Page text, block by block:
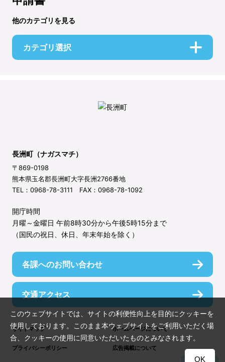
他のカテゴリを見る
カテゴリ選択
長洲町（ナガスマチ）
〒869-0198
熊本県玉名郡長洲町大字長洲2766番地
TEL：0968-78-3111 FAX：0968-78-1092
開庁時間
月曜～金曜日 午前8時30分から午後5時15分まで
（国民の祝日、休日、年末年始を除く）
各課へのお問い合わせ
交通アクセス
サイトマップ ホームページについて
プライバシーポリシー 広告掲載について
このウェブサイトでは、サイトの利便性向上を目的にクッキーを
使用しております。このまま本ウェブサイトをご利用いただく場
合、クッキーの使用に同意いただいたものとみなされます。
OK